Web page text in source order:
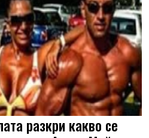
разкри какво се